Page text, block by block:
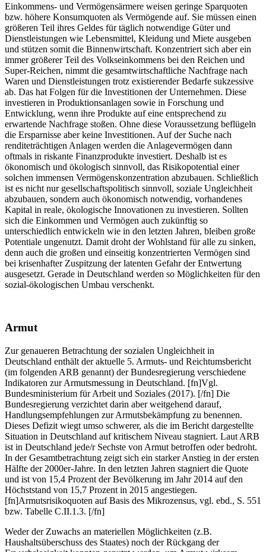
Einkommens- und Vermögensärmere weisen geringe Sparquoten
bzw. höhere Konsumquoten als Vermögende auf. Sie müssen einen
größeren Teil ihres Geldes für täglich notwendige Güter und
Dienstleistungen wie Lebensmittel, Kleidung und Miete ausgeben
und stützen somit die Binnenwirtschaft. Konzentriert sich aber ein
immer größerer Teil des Volkseinkommens bei den Reichen und
Super-Reichen, nimmt die gesamtwirtschaftliche Nachfrage nach
Waren und Dienstleistungen trotz existierender Bedarfe sukzessive
ab. Das hat Folgen für die Investitionen der Unternehmen. Diese
investieren in Produktionsanlagen sowie in Forschung und
Entwicklung, wenn ihre Produkte auf eine entsprechend zu
erwartende Nachfrage stoßen. Ohne diese Voraussetzung beflügeln
die Ersparnisse aber keine Investitionen. Auf der Suche nach
renditeträchtigen Anlagen werden die Anlagevermögen dann
oftmals in riskante Finanzprodukte investiert. Deshalb ist es
ökonomisch und ökologisch sinnvoll, das Risikopotential einer
solchen immensen Vermögenskonzentration abzubauen. Schließlich
ist es nicht nur gesellschaftspolitisch sinnvoll, soziale Ungleichheit
abzubauen, sondern auch ökonomisch notwendig, vorhandenes
Kapital in reale, ökologische Innovationen zu investieren. Sollten
sich die Einkommen und Vermögen auch zukünftig so
unterschiedlich entwickeln wie in den letzten Jahren, bleiben große
Potentiale ungenutzt. Damit droht der Wohlstand für alle zu sinken,
denn auch die großen und einseitig konzentrierten Vermögen sind
bei krisenhafter Zuspitzung der latenten Gefahr der Entwertung
ausgesetzt. Gerade in Deutschland werden so Möglichkeiten für den
sozial-ökologischen Umbau verschenkt.
Armut
Zur genaueren Betrachtung der sozialen Ungleichheit in
Deutschland enthält der aktuelle 5. Armuts- und Reichtumsbericht
(im folgenden ARB genannt) der Bundesregierung verschiedene
Indikatoren zur Armutsmessung in Deutschland. [fn]Vgl.
Bundesministerium für Arbeit und Soziales (2017). [/fn] Die
Bundesregierung verzichtet darin aber weitgehend darauf,
Handlungsempfehlungen zur Armutsbekämpfung zu benennen.
Dieses Defizit wiegt umso schwerer, als die im Bericht dargestellte
Situation in Deutschland auf kritischem Niveau stagniert. Laut ARB
ist in Deutschland jede/r Sechste von Armut betroffen oder bedroht.
In der Gesamtbetrachtung zeigt sich ein starker Anstieg in der ersten
Hälfte der 2000er-Jahre. In den letzten Jahren stagniert die Quote
und ist von 15,4 Prozent der Bevölkerung im Jahr 2014 auf den
Höchststand von 15,7 Prozent in 2015 angestiegen.
[fn]Armutsrisikoquoten auf Basis des Mikrozensus, vgl. ebd., S. 551
bzw. Tabelle C.II.1.3. [/fn]
Weder der Zuwachs an materiellen Möglichkeiten (z.B.
Haushaltsüberschuss des Staates) noch der Rückgang der